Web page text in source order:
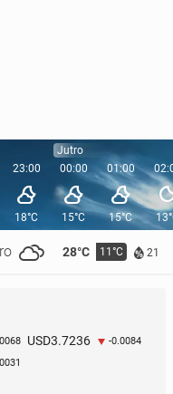
28°C 11°C 21
23:00
18°C
Jutro
00:00
15°C
01:00
15°C
USD3.7236 -0.0084